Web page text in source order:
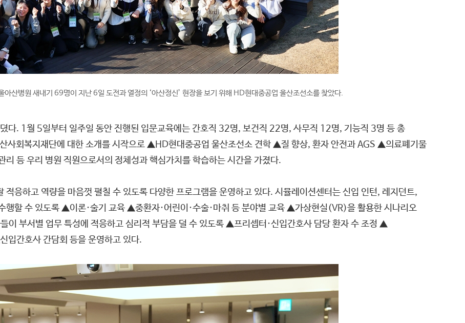
산병원 새내기 69명이 지난 6일 도전과 열정의 ‘아산정신’ 현장을 보기 위해 HD현대중공업 울산조선소를 찾았다.
다. 1월 5일부터 일주일 동안 진행된 입문교육에는 간호직 32명, 보건직 22명, 사무직 12명, 기능직 3명 등 총
사회복지재단에 대한 소개를 시작으로 ▲HD현대중공업 울산조선소 견학 ▲질 향상, 환자 안전과 AGS ▲의료폐기물
등 우리 병원 직원으로서의 정체성과 핵심가치를 학습하는 시간을 가졌다.
응하고 역량을 마음껏 펼칠 수 있도록 다양한 프로그램을 운영하고 있다. 시뮬레이션센터는 신입 인턴, 레지던트,
행할 수 있도록 ▲이론·술기 교육 ▲중환자·어린이·수술·마취 등 분야별 교육 ▲가상현실(VR)을 활용한 시나리오
이 부서별 업무 특성에 적응하고 심리적 부담을 덜 수 있도록 ▲프리셉터·신입간호사 담당 환자 수 조정 ▲
입간호사 간담회 등을 운영하고 있다.